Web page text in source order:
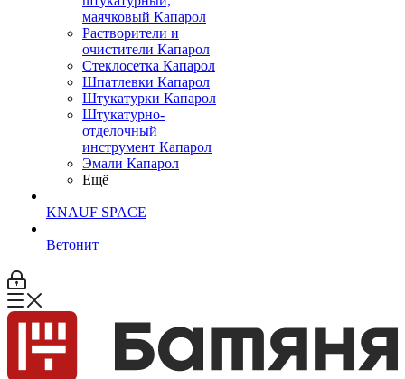
маячковый Капарол
Растворители и
очистители Капарол
Cтеклосетка Капарол
Шпатлевки Капарол
Штукатурки Капарол
Штукатурно-
отделочный
инструмент Капарол
Эмали Капарол
Ещё
KNAUF SPACE
Ветонит